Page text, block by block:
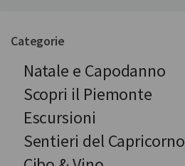
Categorie
Natale e Capodanno
Scopri il Piemonte
Escursioni
Sentieri del Capricorno